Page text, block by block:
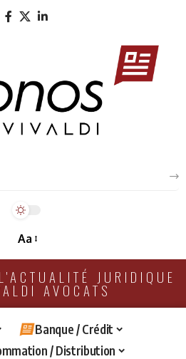
Aa
JURIDIQUE
AVOCATS
Banque / Crédit
/ Distribution